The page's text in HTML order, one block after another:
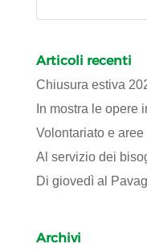
Articoli recenti
Chiusura estiva
In mostra le opere
Volontariato e aree
Al servizio dei
Di giovedì al
Archivi